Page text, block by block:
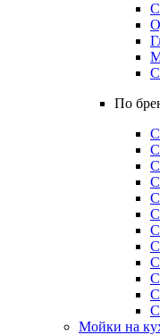
По
Мойки на